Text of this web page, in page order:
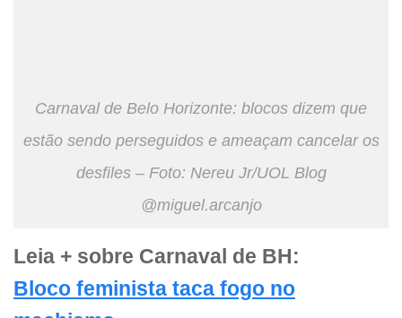
Carnaval de Belo Horizonte: blocos dizem que
estão sendo perseguidos e ameaçam cancelar os
desfiles – Foto: Nereu Jr/UOL Blog
@miguel.arcanjo
Leia + sobre Carnaval de BH:
Bloco feminista taca fogo no